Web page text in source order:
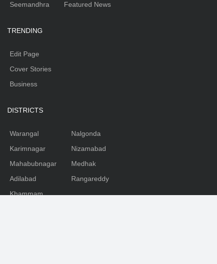
Seemandhra
Featured News
TRENDING
Edit Page
Cover Stories
Business
DISTRICTS
Warangal
Karimnagar
Mahabubnagar
Adilabad
Khammam
Nalgonda
Nizamabad
Medhak
Rangareddy